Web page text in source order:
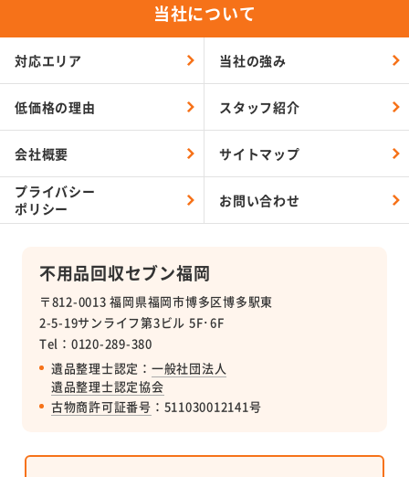
不用品回収セブン福岡
〒812-0013 福岡県福岡市博多区博多駅東
2-5-19サンライフ第3ビル 5F･6F
Tel：0120-289-380
遺品整理士認定： 一般社団法人
遺品整理士認定協会
古物商許可証番号 ：511030012141号
当社について
対応エリア 当社の強み
低価格の理由 スタッフ紹介
会社概要 サイトマップ
プライバシー
ポリシー
お問い合わせ